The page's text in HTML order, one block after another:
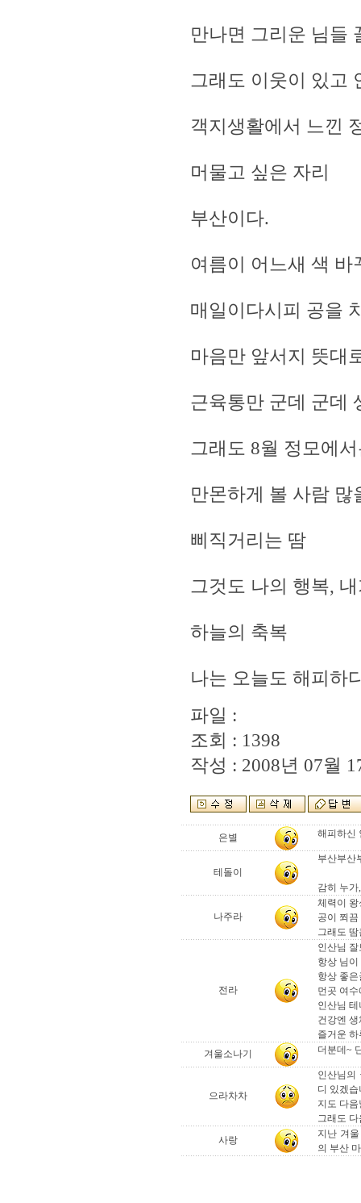
만나면 그리운 님들
그래도 이웃이 있고
객지생활에서 느낀
머물고 싶은 자리
부산이다.
여름이 어느새 색 바
매일이다시피 공을
마음만 앞서지 뜻대
근육통만 군데 군데
그래도 8월 정모에
만몬하게 볼 사람 많
삐직거리는 땀
그것도 나의 행복,
하늘의 축복
나는 오늘도 해피하
파일 :
조회 : 1398
작성 : 2008년 07월
은별 해피하신
테돌이
부산부산
감히 누
나주라
체력이
공이 쬐
그래도
전라
인산님
항상 님
항상 좋
먼곳 여
인산님
건강엔
즐거운
겨울소나기
더분데~
으라차차
인산님의
디 있겠습
지도 다
그래도
사랑
지난 겨
의 부산